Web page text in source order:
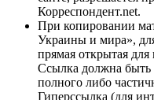
Корреспондент.net.
При копировании
Украины и мира»,
прямая открытая
Ссылка должна быть
полного либо
Гиперссылка (для